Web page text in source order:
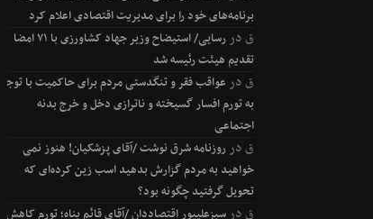
برنامه‌های خود را برای مدیریت اقتصادی اعلام کرد
قدر
رسایی/ استیضاح وزیر جهاد کشاورزی با ۷۱ امضا
تقدیم هیئت رئیسه شد
قدر عواقب فقر و تنگدستی مردم برای حاکمیت با توجه
به تورم افسار گسیخته و ناترازی دخل و خرج بدنه
اجتماعی
قدرروزنامه شرق نوشت /آقای پزشکیان! هنوز نمی
خواهید به مردم گزارش بدهید اسب زین کرده‌ای که
تحویل گرفتید چگونه بود؟
قدرسبزعلیپور اقتصاددان /آقای قائم پناه؛ تورم کاهش